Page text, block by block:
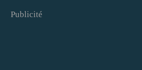
Publicité